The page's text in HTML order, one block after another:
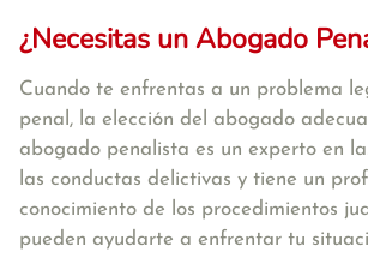
¿Necesitas un Abogado
Cuando te enfrentas a un problema
penal, la elección del abogado
abogado penalista es un experto en
las conductas delictivas y tiene un
conocimiento de los procedimientos
pueden ayudarte a enfrentar tu